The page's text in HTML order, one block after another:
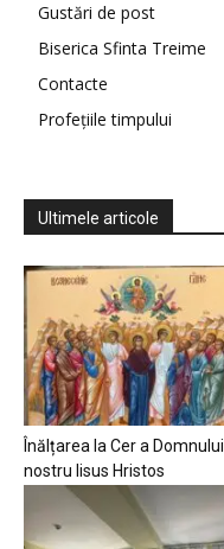
Gustări de post
Biserica Sfinta Treime
Contacte
Profețiile timpului
Ultimele articole
Înălțarea la Cer a Domnului
nostru Iisus Hristos